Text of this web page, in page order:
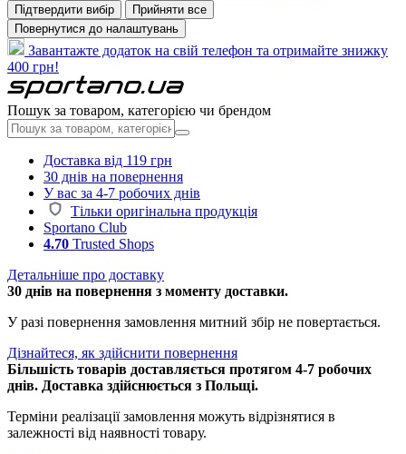
Підтвердити вибір
Прийняти все
Повернутися до налаштувань
Завантажте додаток на свій телефон та отримайте знижку
400 грн!
Пошук за товаром, категорією чи брендом
Доставка від 119 грн
30 днів на повернення
У вас за 4-7 робочих днів
Тільки оригінальна продукція
Sportano Club
4.70 Trusted Shops
Детальніше про доставку
30 днів на повернення з моменту доставки.
У разі повернення замовлення митний збір не повертається.
Дізнайтеся, як здійснити повернення
Більшість товарів доставляється протягом 4-7 робочих
днів. Доставка здійснюється з Польщі.
Терміни реалізації замовлення можуть відрізнятися в
залежності від наявності товару.